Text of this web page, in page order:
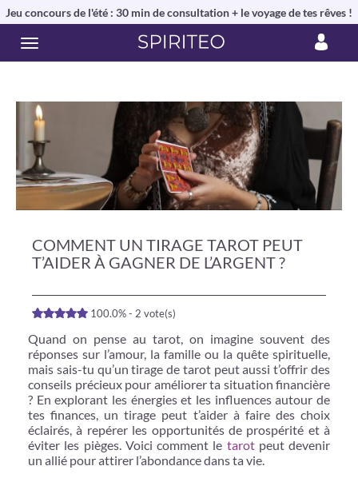
Jeu concours de l'été : 30 min de consultation + le voyage de tes rêves !
COMMENT UN TIRAGE TAROT PEUT
T’AIDER À GAGNER DE L’ARGENT ?
100.0% - 2 vote(s)
Quand on pense au tarot, on imagine souvent des
réponses sur l’amour, la famille ou la quête spirituelle,
mais sais-tu qu’un tirage de tarot peut aussi t’offrir des
conseils précieux pour améliorer ta situation financière
? En explorant les énergies et les influences autour de
tes finances, un tirage peut t’aider à faire des choix
éclairés, à repérer les opportunités de prospérité et à
éviter les pièges. Voici comment le tarotpeut devenir
un allié pour attirer l’abondance dans ta vie.